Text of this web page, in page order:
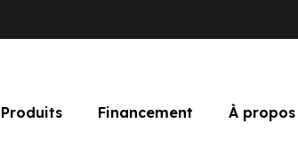
Produits Financement À propos